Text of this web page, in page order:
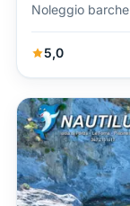
Noleggio barche
5,0